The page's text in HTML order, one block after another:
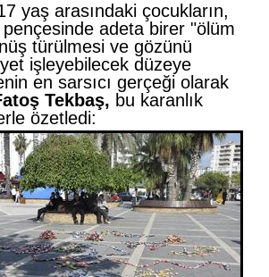
yaş arasındaki çocukların,
adeta birer "ölüm
türülmesi ve gözünü
işleyebilecek düzeye
en sarsıcı gerçeği olarak
Tekbaş, bu karanlık
özetledi: